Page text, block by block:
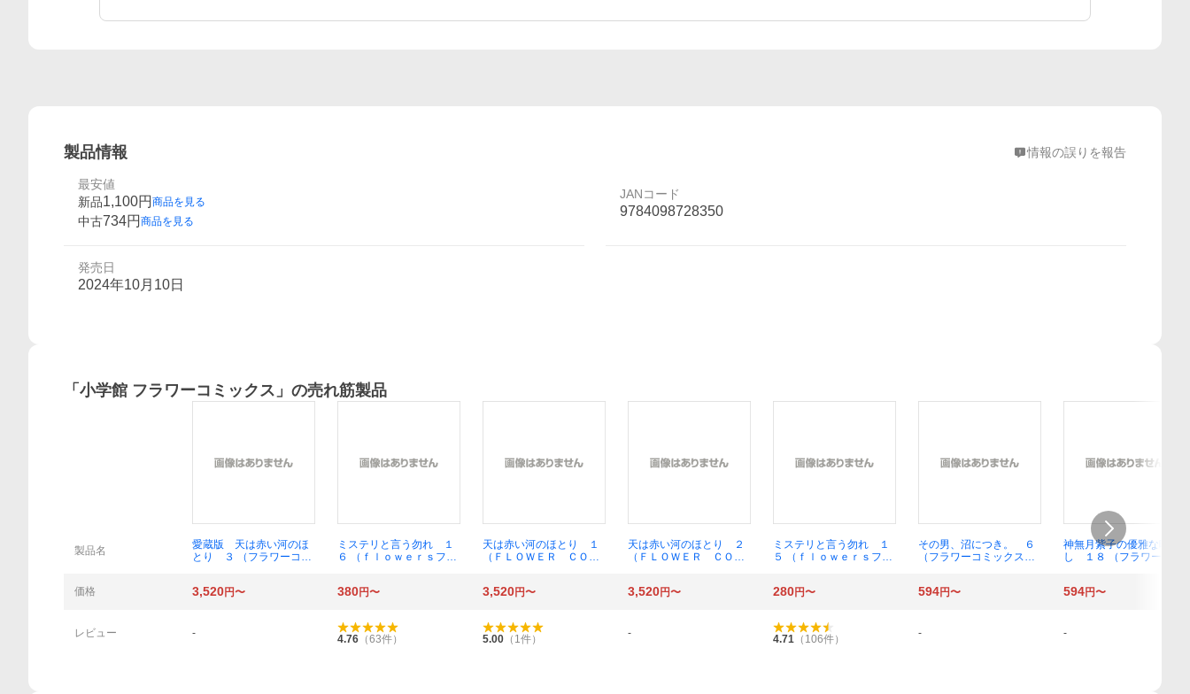
製品情報 情報の誤りを報告
最安値
新品1,100円 商品を見る
中古734円 商品を見る
JANコード
9784098728350
発売日
2024年10月10日
「 小学館 フラワーコミックス 」の売れ筋製品
製品名
愛蔵版 天は赤い河のほ
とり ３ （フラワーコミ
ミステリと言う勿れ １
６ （ｆｌｏｗｅｒｓフラ
天は赤い河のほとり １
（ＦＬＯＷＥＲ ＣＯＭ
／著
天は赤い河のほとり ２
（ＦＬＯＷＥＲ ＣＯＭ
／著
ミステリと言う勿れ １
５ （ｆｌｏｗｅｒｓフラ
その男、沼につき。 ６
（フラワーコミックスア
神無月紫子の優雅な暇潰
し １８ （フラワーコミ
価格 3,520円〜 380円〜 3,520円〜 3,520円〜 280円〜 594円〜 594円〜
レビュー - 4.76 （63件） 5.00 （ 1件） - 4.71 （ 106件） - -